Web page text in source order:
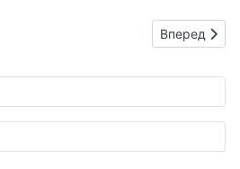
Следующий:
Вперед